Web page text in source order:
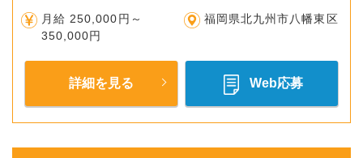
月給 250,000円～
350,000円
福岡県北九州市八幡東区
詳細を見る Web応募